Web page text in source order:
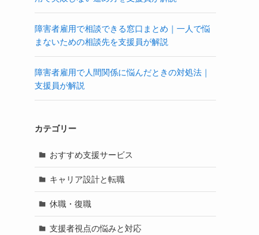
障害者雇用で相談できる窓口まとめ｜一人で悩
まないための相談先を支援員が解説
障害者雇用で人間関係に悩んだときの対処法｜
支援員が解説
カテゴリー
おすすめ支援サービス
キャリア設計と転職
休職・復職
支援者視点の悩みと対応